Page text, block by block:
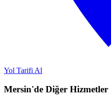
Yol Tarifi Al
Mersin'de Diğer Hizmetler